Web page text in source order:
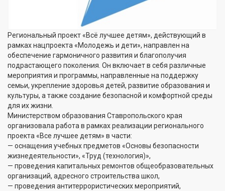
Региональный проект «Всё лучшее детям», действующий в
рамках нацпроекта «Молодежь и дети», направлен на
обеспечение гармоничного развития и благополучия
подрастающего поколения. Он включает в себя различные
мероприятия и программы, направленные на поддержку
семьи, укрепление здоровья детей, развитие образования и
культуры, а также создание безопасной и комфортной среды
для их жизни.
Министерством образования Ставропольского края
организовала работа в рамках реализации регионального
проекта «Все лучшее детям» в части:
— оснащения учебных предметов «Основы безопасности
жизнедеятельности», «Труд (технология)»,
— проведения капитальных ремонтов общеобразовательных
организаций, адресного строительства школ,
— проведения антитеррористических мероприятий,